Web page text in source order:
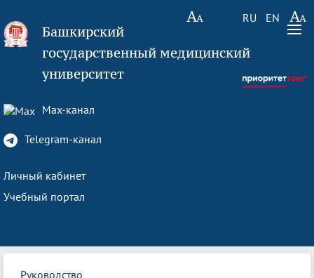
RU EN
Башкирский
государственный медицинский
университет
Max-канал
Telegram-канал
Личный кабинет
Учебный портал
Руководство